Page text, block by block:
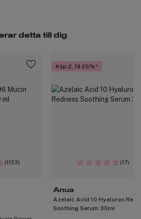
detta till dig
(1133)
Köp 2, få 25%
(17)
Anua
Azelaic Acid 10 Hyaluron
Soothing Serum 30ml